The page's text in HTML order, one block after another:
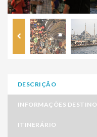
DESCRIÇÃO
INFORMAÇÕES DESTINO
ITINERÁRIO